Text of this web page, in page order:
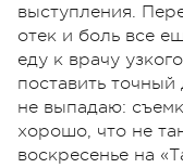
выступления.
отек и боль все
еду к врачу
поставить
не выпадаю:
хорошо, что не
воскресенье на